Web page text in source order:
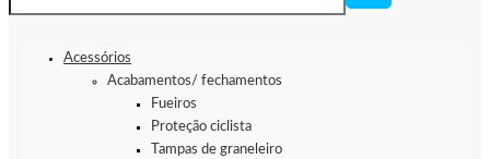
Acessórios
Acabamentos/ fechamentos
Fueiros
Proteção ciclista
Tampas de graneleiro